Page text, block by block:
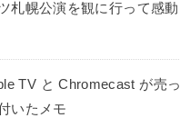
札幌公演を観に行って感動
TV と Chromecast が売っ
いたメモ